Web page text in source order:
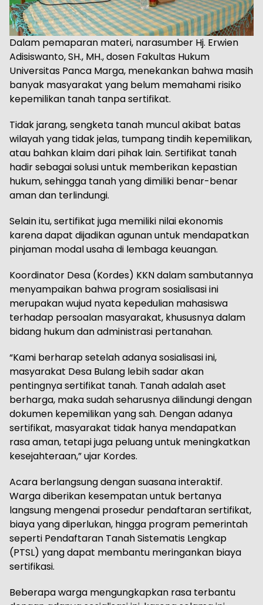
Dalam pemaparan materi, narasumber Hj. Erwien
Adisiswanto, SH., MH., dosen Fakultas Hukum
Universitas Panca Marga, menekankan bahwa masih
banyak masyarakat yang belum memahami risiko
kepemilikan tanah tanpa sertifikat.
Tidak jarang, sengketa tanah muncul akibat batas
wilayah yang tidak jelas, tumpang tindih kepemilikan,
atau bahkan klaim dari pihak lain. Sertifikat tanah
hadir sebagai solusi untuk memberikan kepastian
hukum, sehingga tanah yang dimiliki benar-benar
aman dan terlindungi.
Selain itu, sertifikat juga memiliki nilai ekonomis
karena dapat dijadikan agunan untuk mendapatkan
pinjaman modal usaha di lembaga keuangan.
Koordinator Desa (Kordes) KKN dalam sambutannya
menyampaikan bahwa program sosialisasi ini
merupakan wujud nyata kepedulian mahasiswa
terhadap persoalan masyarakat, khususnya dalam
bidang hukum dan administrasi pertanahan.
“Kami berharap setelah adanya sosialisasi ini,
masyarakat Desa Bulang lebih sadar akan
pentingnya sertifikat tanah. Tanah adalah aset
berharga, maka sudah seharusnya dilindungi dengan
dokumen kepemilikan yang sah. Dengan adanya
sertifikat, masyarakat tidak hanya mendapatkan
rasa aman, tetapi juga peluang untuk meningkatkan
kesejahteraan,” ujar Kordes.
Acara berlangsung dengan suasana interaktif.
Warga diberikan kesempatan untuk bertanya
langsung mengenai prosedur pendaftaran sertifikat,
biaya yang diperlukan, hingga program pemerintah
seperti Pendaftaran Tanah Sistematis Lengkap
(PTSL) yang dapat membantu meringankan biaya
sertifikasi.
Beberapa warga mengungkapkan rasa terbantu